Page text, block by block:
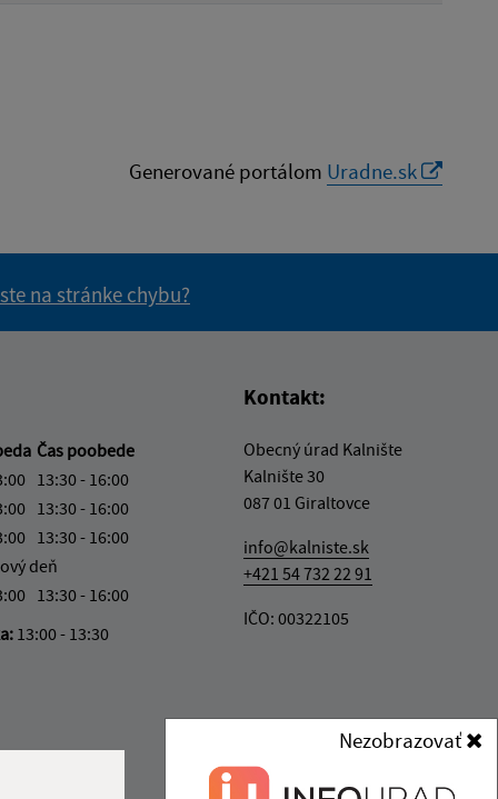
Nezobrazovať
Generované portálom Uradne.sk
na stránke chybu?
Čas poobede
13:30 - 16:00
13:30 - 16:00
13:30 - 16:00
deň
13:30 - 16:00
13:00 - 13:30
Kontakt:
Obecný úrad Kalnište
Kalnište 30
087 01 Giraltovce
info@kalniste.sk
+421 54 732 22 91
IČO: 00322105